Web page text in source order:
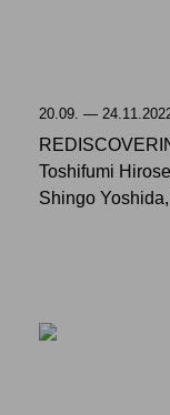
20.09. —
Toshifumi
Shingo